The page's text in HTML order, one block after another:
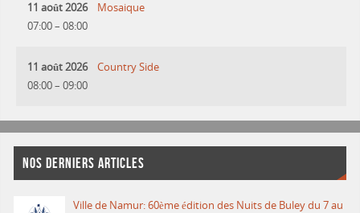
11 août 2026
07:00– 08:00
Mosaique
11 août 2026
08:00– 09:00
Country Side
NOS DERNIERS ARTICLES
Ville de Namur: 60ème édition des Nuits de Buley du 7 au